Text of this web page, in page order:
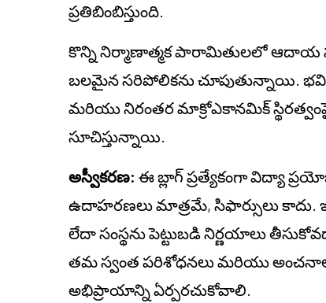
ప్రతిబింబిస్తుంది.
కొన్ని నిర్మాణాత్మక పారామితులలో ఆదాయ
బలమైన సరిపోలికను చూపుతున్నాయి.
మరియు నిరంతర మాక్రోఎకానమిక్
సూచిస్తున్నాయి.
అస్వీకరణ: ఈ బ్లాగ్ ప్రత్యేకంగా విద్యా
ఉదాహరణలు మాత్రమే, సిఫార్సులు కాదు.
లేదా సంస్థను పెట్టుబడి నిర్ణయాలు
తమ స్వంత పరిశోధనలు మరియు
అభిప్రాయాన్ని ఏర్పరచుకోవాలి.